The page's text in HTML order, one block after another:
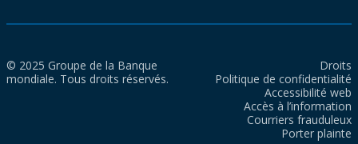
© 2025 Groupe de la Banque
mondiale. Tous droits réservés.
Droits
Politique de confidentialité
Accessibilité web
Accès à l’information
Courriers frauduleux
Porter plainte